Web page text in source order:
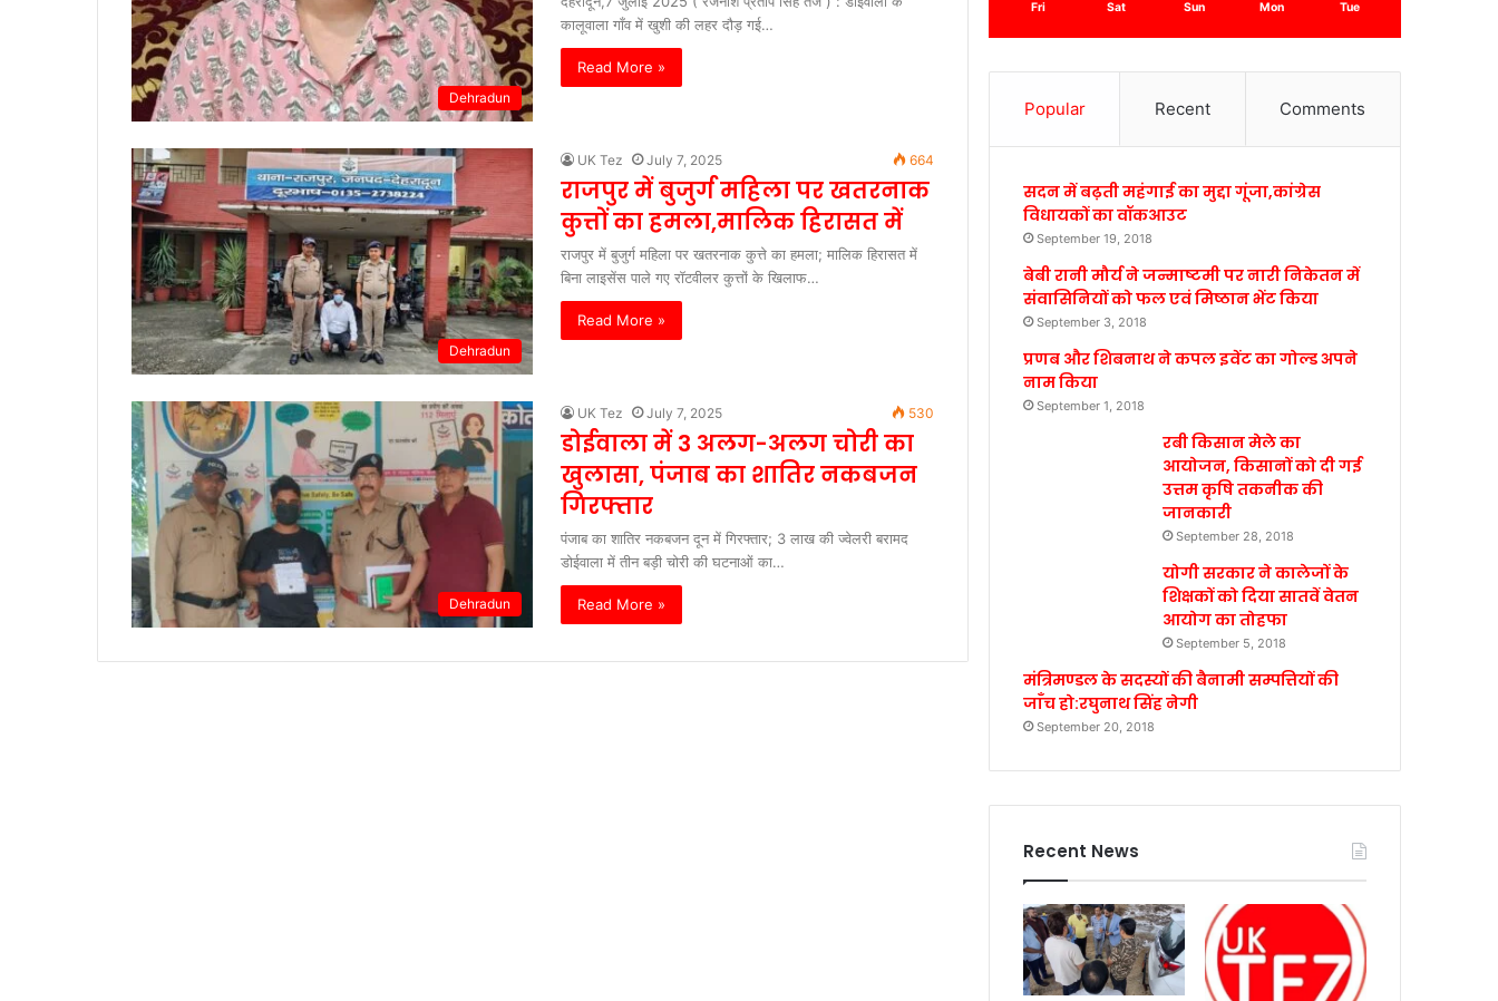
Dehradun
कालूवाला गाँव में खुशी की लहर दौड़ गई…
Read More »
Dehradun
UK Tez July 7, 2025 664
राजपुर में बुजुर्ग महिला पर खतरनाक
कुत्तों का हमला,मालिक हिरासत में
राजपुर में बुजुर्ग महिला पर खतरनाक कुत्ते का हमला; मालिक हिरासत में
बिना लाइसेंस पाले गए रॉटवीलर कुत्तों के खिलाफ…
Read More »
Dehradun
UK Tez July 7, 2025 530
डोईवाला में 3 अलग-अलग चोरी का
खुलासा, पंजाब का शातिर नकबजन
गिरफ्तार
पंजाब का शातिर नकबजन दून में गिरफ्तार; 3 लाख की ज्वेलरी बरामद
डोईवाला में तीन बड़ी चोरी की घटनाओं का…
Read More »
Fri Sat Sun Mon Tue
Popular Recent Comments
सदन में बढ़ती महंगाई का मुद्दा गूंजा,कांग्रेस
विधायकों का वॉकआउट
September 19, 2018
बेबी रानी मौर्य ने जन्माष्टमी पर नारी निकेतन में
संवासिनियों को फल एवं मिष्ठान भेंट किया
September 3, 2018
प्रणब और शिबनाथ ने कपल इवेंट का गोल्ड अपने
नाम किया
September 1, 2018
रबी किसान मेले का
आयोजन, किसानों को दी गई
उत्तम कृषि तकनीक की
जानकारी
September 28, 2018
योगी सरकार ने कालेजों के
शिक्षकों को दिया सातवें वेतन
आयोग का तोहफा
September 5, 2018
मंत्रिमण्डल के सदस्यों की बैनामी सम्पत्तियों की
जाँच हो:रघुनाथ सिंह नेगी
September 20, 2018
Recent News